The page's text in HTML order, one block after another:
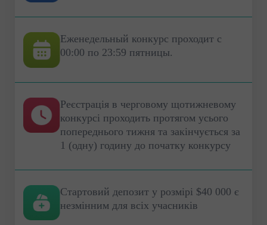
Еженедельный конкурс проходит с
00:00 по 23:59 пятницы.
Реєстрація в черговому щотижневому
конкурсі проходить протягом усього
попереднього тижня та закінчується за
1 (одну) годину до початку конкурсу
Стартовий депозит у розмірі $40 000 є
незмінним для всіх учасників